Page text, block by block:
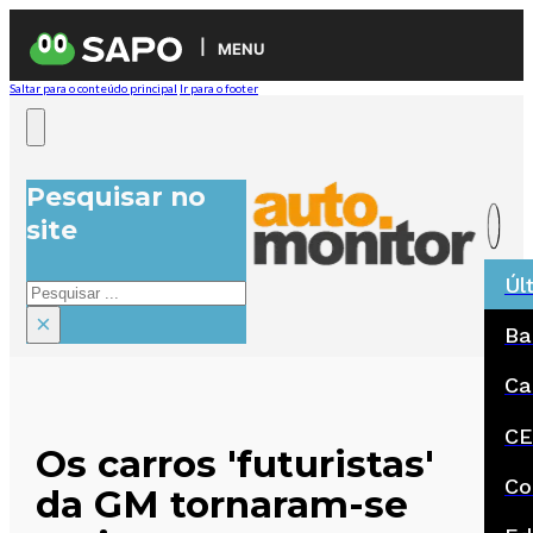
MENU
Saltar para o conteúdo principal Ir para o footer
Pesquisar no
site
Pesquisar
×
Os carros 'futuristas'
da GM tornaram-se